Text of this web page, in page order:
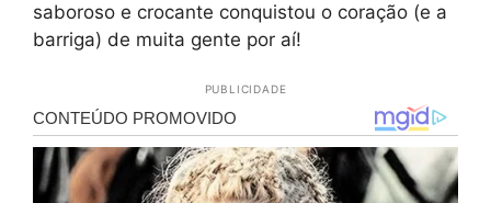
saboroso e crocante conquistou o coração (e a
barriga) de muita gente por aí!
PUBLICIDADE